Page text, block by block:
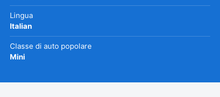
Lingua
Italian
Classe di auto popolare
Mini